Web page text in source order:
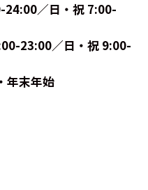
／日・祝 7:00-
23:00／日・祝 9:00-
年末年始